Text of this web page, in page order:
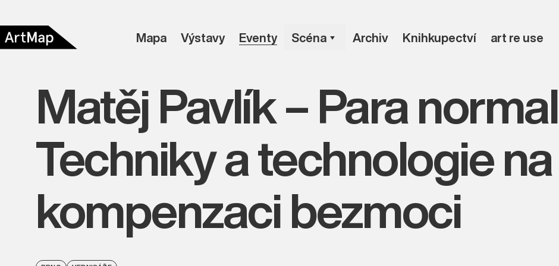
Mapa Výstavy Eventy Scéna Archiv Knihkupectví art re use
Matěj Pavlík – Para
Techniky a technologie na
kompenzaci bezmoci